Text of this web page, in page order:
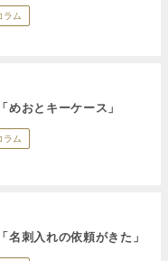
ラム
おとキーケース」
ラム
刺入れの依頼がきた」